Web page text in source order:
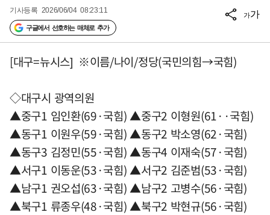
기사등록 2026/06/04 08:23:11
구글에서 선호하는 매체로 추가
가가
[대구=뉴시스] ※이름/나이/정당(국민의힘→국힘)
◇대구시 광역의원
▲중구1 임인환(69·국힘) ▲중구2 이형원(61··국힘)
▲동구1 이원우(59·국힘) ▲동구2 박소영(62·국힘)
▲동구3 김정민(55·국힘) ▲동구4 이재숙(57·국힘)
▲서구1 이동운(53·국힘) ▲서구2 김준범(53·국힘)
▲남구1 권오섭(63·국힘) ▲남구2 고병수(56·국힘)
▲북구1 류종우(48·국힘) ▲북구2 박현규(56·국힘)